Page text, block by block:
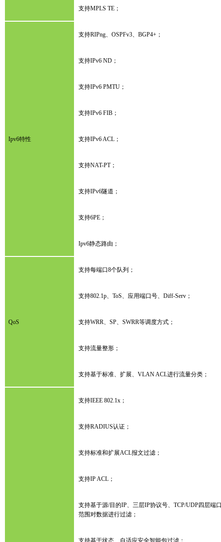
支持MPLS TE；
Ipv6特性
支持RIPng、OSPFv3、BGP4+；
支持IPv6 ND；
支持IPv6 PMTU；
支持IPv6 FIB；
支持IPv6 ACL；
支持NAT-PT；
支持IPv6隧道；
支持6PE；
Ipv6静态路由；
QoS
支持每端口8个队列；
支持802.1p、ToS、应用端口号、Diff-Serv；
支持WRR、SP、SWRR等调度方式；
支持流量整形；
支持基于标准、扩展、VLAN ACL进行流量分类；
支持IEEE 802.1x；
支持RADIUS认证；
支持标准和扩展ACL报文过滤；
支持IP ACL；
支持基于源/目的IP、三层IP协议号、TCP/UDP四层端
范围对数据进行过滤；
支持基于状态、自适应安全智能包过滤；